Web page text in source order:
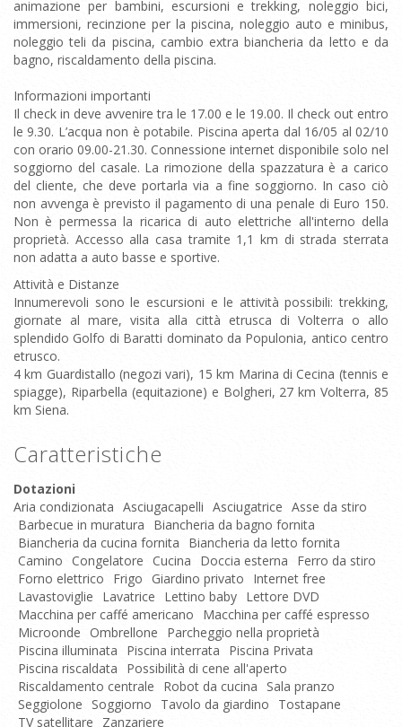
animazione per bambini, escursioni e trekking, noleggio bici,
immersioni, recinzione per la piscina, noleggio auto e minibus,
noleggio teli da piscina, cambio extra biancheria da letto e da
bagno, riscaldamento della piscina.
Informazioni importanti
Il check in deve avvenire tra le 17.00 e le 19.00. Il check out entro
le 9.30. L’acqua non è potabile. Piscina aperta dal 16/05 al 02/10
con orario 09.00-21.30. Connessione internet disponibile solo nel
soggiorno del casale. La rimozione della spazzatura è a carico
del cliente, che deve portarla via a fine soggiorno. In caso ciò
non avvenga è previsto il pagamento di una penale di Euro 150.
Non è permessa la ricarica di auto elettriche all'interno della
proprietà. Accesso alla casa tramite 1,1 km di strada sterrata
non adatta a auto basse e sportive.
Attività e Distanze
Innumerevoli sono le escursioni e le attività possibili: trekking,
giornate al mare, visita alla città etrusca di Volterra o allo
splendido Golfo di Baratti dominato da Populonia, antico centro
etrusco.
4 km Guardistallo (negozi vari), 15 km Marina di Cecina (tennis e
spiagge), Riparbella (equitazione) e Bolgheri, 27 km Volterra, 85
km Siena.
Caratteristiche
Dotazioni
Aria condizionata Asciugacapelli Asciugatrice Asse da stiro
Barbecue in muratura
Biancheria da bagno fornita
Biancheria da cucina fornita
Biancheria da letto fornita
Camino
Congelatore Cucina Doccia esterna
Ferro da stiro
Forno elettrico
Frigo Giardino privato
Internet free
Lavastoviglie
Lavatrice Lettino baby Lettore DVD
Macchina per caffé americano
Macchina per caffé espresso
Microonde
Ombrellone
Parcheggio nella proprietà
Piscina illuminata
Piscina interrata
Piscina Privata
Piscina riscaldata
Possibilità di cene all'aperto
Riscaldamento centrale
Robot da cucina
Sala pranzo
Seggiolone
Soggiorno Tavolo da giardino
Tostapane
TV satellitare
Zanzariere